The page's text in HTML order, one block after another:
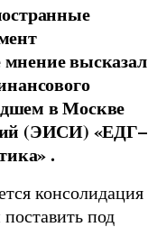
высказал
в Москве
(ЭИСИ) «ЕДГ–
.
консолидация
под